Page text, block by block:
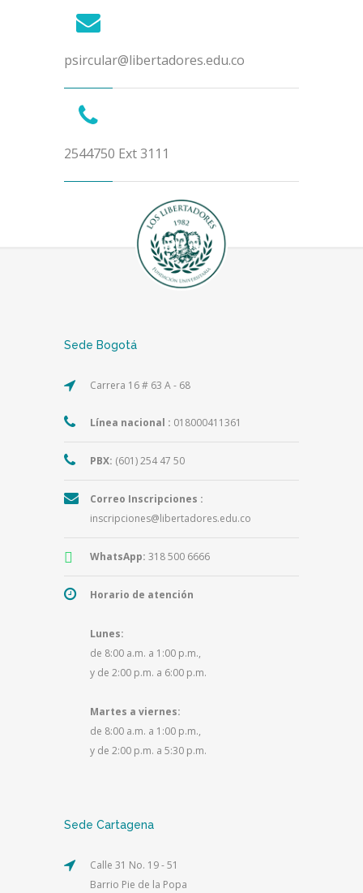
psircular@libertadores.edu.co
2544750 Ext 3111
Sede Bogotá
Carrera 16 # 63 A - 68
Línea nacional : 018000411361
PBX: (601) 254 47 50
Correo Inscripciones :
inscripciones@libertadores.edu.co
WhatsApp: 318 500 6666
Horario de atención
Lunes:
de 8:00 a.m. a 1:00 p.m.,
y de 2:00 p.m. a 6:00 p.m.
Martes a viernes:
de 8:00 a.m. a 1:00 p.m.,
y de 2:00 p.m. a 5:30 p.m.
Sede Cartagena
Calle 31 No. 19 - 51
Barrio Pie de la Popa